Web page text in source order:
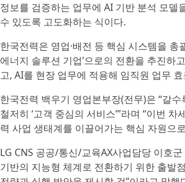
정보를 검증하는 업무에 AI 기반 분석 모
수 있도록 고도화하는 식이다.
한국전력은 영업·배전 등 핵심 시스템을 총
에너지 솔루션 기업’으로의 전환을 추진하
고, AI를 현장 업무에 적용해 임직원 업무
한국전력 백우기 영업본부장(전무)은 “갈
철저히 ‘고객 중심의 서비스’”라며 “이번
력 사업 생태계를 이끌어가는 핵심 자원으
LG CNS 공공/통신/교육AX사업담당 이호
기반의 지능형 체계로 전환하기 위한 출발